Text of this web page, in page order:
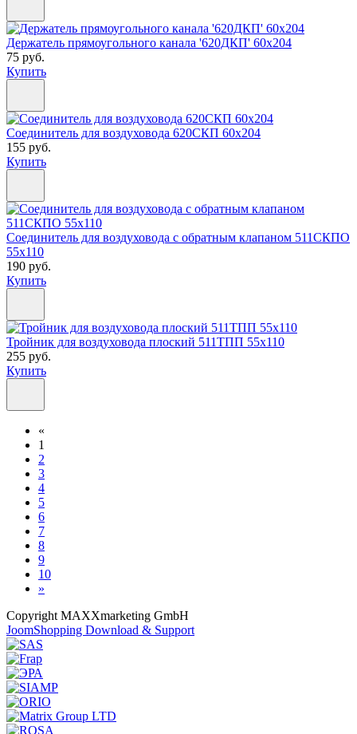
Держатель прямоугольного канала '620ДКП' 60х204
75 руб.
Купить
Соединитель для воздуховода 620СКП 60х204
155 руб.
Купить
Соединитель для воздуховода с обратным клапаном 511СКПО
55х110
190 руб.
Купить
Тройник для воздуховода плоский 511ТПП 55х110
255 руб.
Купить
«
1
2
3
4
5
6
7
8
9
10
»
Copyright MAXXmarketing GmbH
JoomShopping Download & Support